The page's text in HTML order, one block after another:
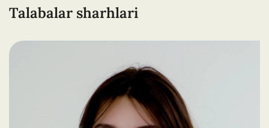
Talabalar sharhlari